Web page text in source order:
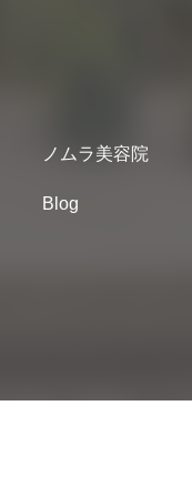
ノムラ美容院
Blog